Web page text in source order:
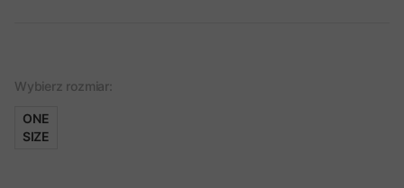
Wybierz rozmiar:
ONE
SIZE